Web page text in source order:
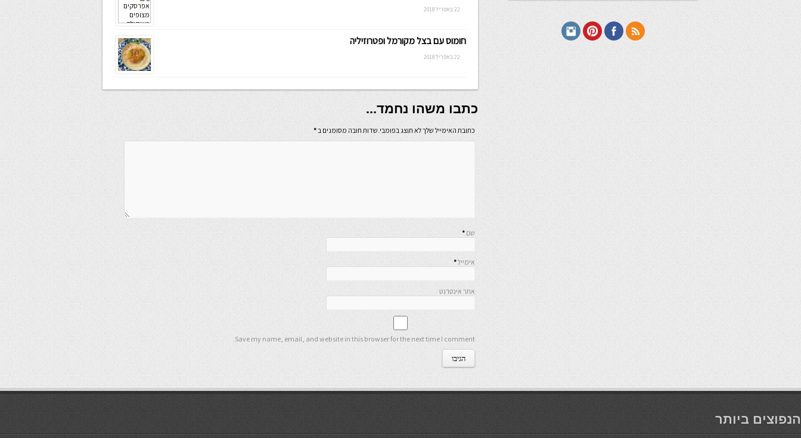
22 באפריל 2018
חומוס עם בצל מקורמל ופטרוזיליה
22 באפריל 2018
כתבו משהו נחמד...
כתובת האימייל שלך לא תוצג בפומבי.שדות חובה מסומנים ב*
שם *
אימייל*
אתר אינטרנט
Save my name, email, and website in this browser for the next time I comment.
мостбет кг
הנפוצים ביותר